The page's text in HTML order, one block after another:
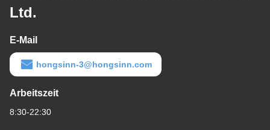
Ltd.
E-Mail
hongsinn-3@hongsinn.com
Arbeitszeit
8:30-22:30